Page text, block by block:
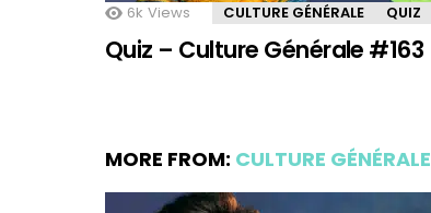
6k Views CULTURE GÉNÉRALE QUIZ
Quiz – Culture Générale #163
MORE FROM: CULTURE GÉNÉRALE